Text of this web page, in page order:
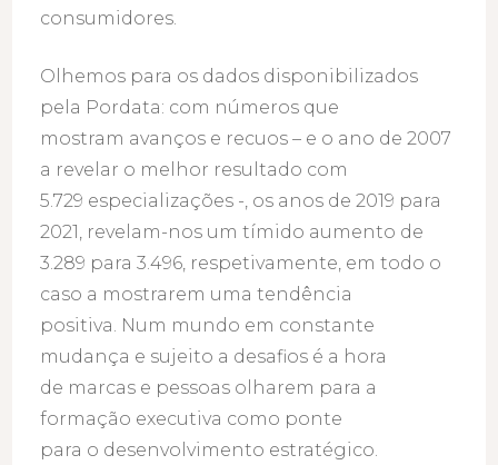
consumidores.
Olhemos para os dados disponibilizados
pela Pordata: com números que
mostram avanços e recuos – e o ano de 2007
a revelar o melhor resultado com
5.729 especializações -, os anos de 2019 para
2021, revelam-nos um tímido aumento de
3.289 para 3.496, respetivamente, em todo o
caso a mostrarem uma tendência
positiva. Num mundo em constante
mudança e sujeito a desafios é a hora
de marcas e pessoas olharem para a
formação executiva como ponte
para o desenvolvimento estratégico.